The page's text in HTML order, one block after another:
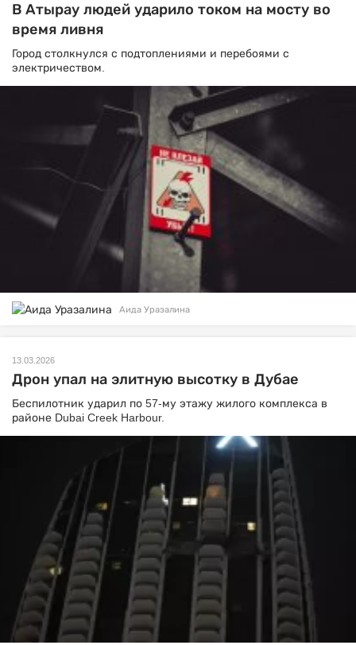
В Атырау людей ударило током на мосту во
время ливня
Город столкнулся с подтоплениями и перебоями с
электричеством.
Аида Уразалина
13.03.2026
Дрон упал на элитную высотку в Дубае
Беспилотник ударил по 57-му этажу жилого комплекса в
районе Dubai Creek Harbour.